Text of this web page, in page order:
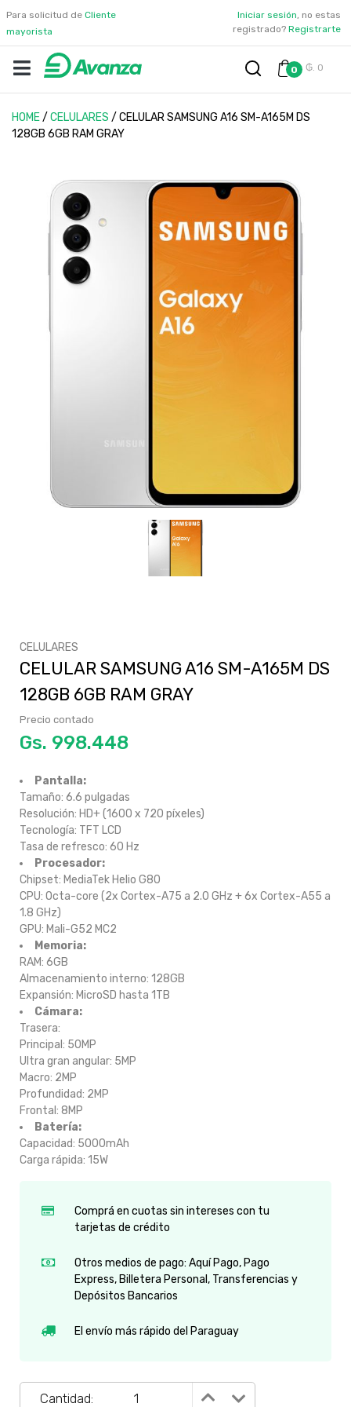
Para solicitud de Cliente
mayorista
Iniciar sesión, no estas
registrado? Registrarte
0 ₲. 0
HOME/ CELULARES / CELULAR SAMSUNG A16 SM-A165M DS
128GB 6GB RAM GRAY
CELULARES
CELULAR SAMSUNG A16 SM-A165M DS
128GB 6GB RAM GRAY
Precio contado
Gs.
Pantalla:
Tamaño: 6.6 pulgadas
Resolución: HD+ (1600 x 720 píxeles)
Tecnología: TFT LCD
Tasa de refresco: 60 Hz
Procesador:
Chipset: MediaTek Helio G80
CPU: Octa-core (2x Cortex-A75 a 2.0 GHz + 6x Cortex-A55 a
1.8 GHz)
GPU: Mali-G52 MC2
Memoria:
RAM: 6GB
Almacenamiento interno: 128GB
Expansión: MicroSD hasta 1TB
Cámara:
Trasera:
Principal: 50MP
Ultra gran angular: 5MP
Macro: 2MP
Profundidad: 2MP
Frontal: 8MP
Batería:
Capacidad: 5000mAh
Carga rápida: 15W
Comprá en cuotas sin intereses con tu
tarjetas de crédito
Otros medios de pago: Aquí Pago, Pago
Express, Billetera Personal, Transferencias y
Depósitos Bancarios
El envío más rápido del Paraguay
Cantidad: